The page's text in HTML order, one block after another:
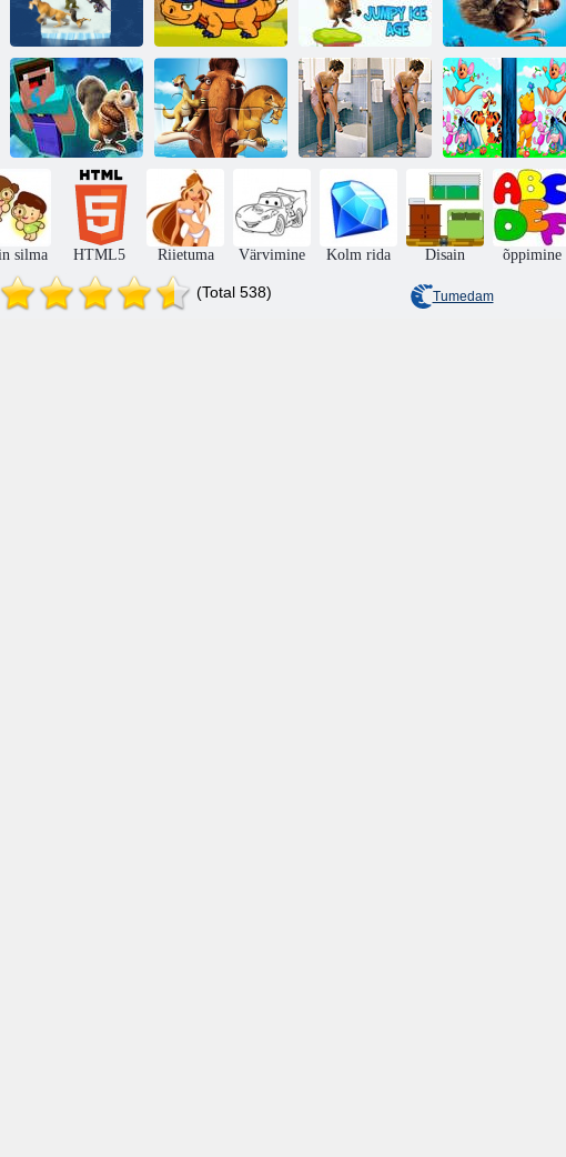
Sidi labürindi
hullus
Jääaja lõbusate
dinosauruste
värvimine
Hüppeline
jääaeg
Jääaja pusle
kollektsioon
Noob Parkour:
lumeajastu
Pusle: jääaja
seiklused
Kuulsus Foto
Seiklusmäng et
Karupoeg Puhh
silma HTML5 Riietuma Värvimine Kolm rida Disain õppimine
(Total 538) Tumedam